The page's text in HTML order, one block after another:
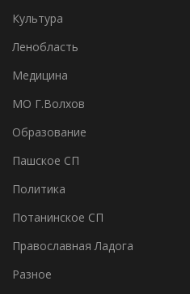
Культура
Ленобласть
Медицина
МО Г.Волхов
Образование
Пашское СП
Политика
Потанинское СП
Православная Ладога
Разное